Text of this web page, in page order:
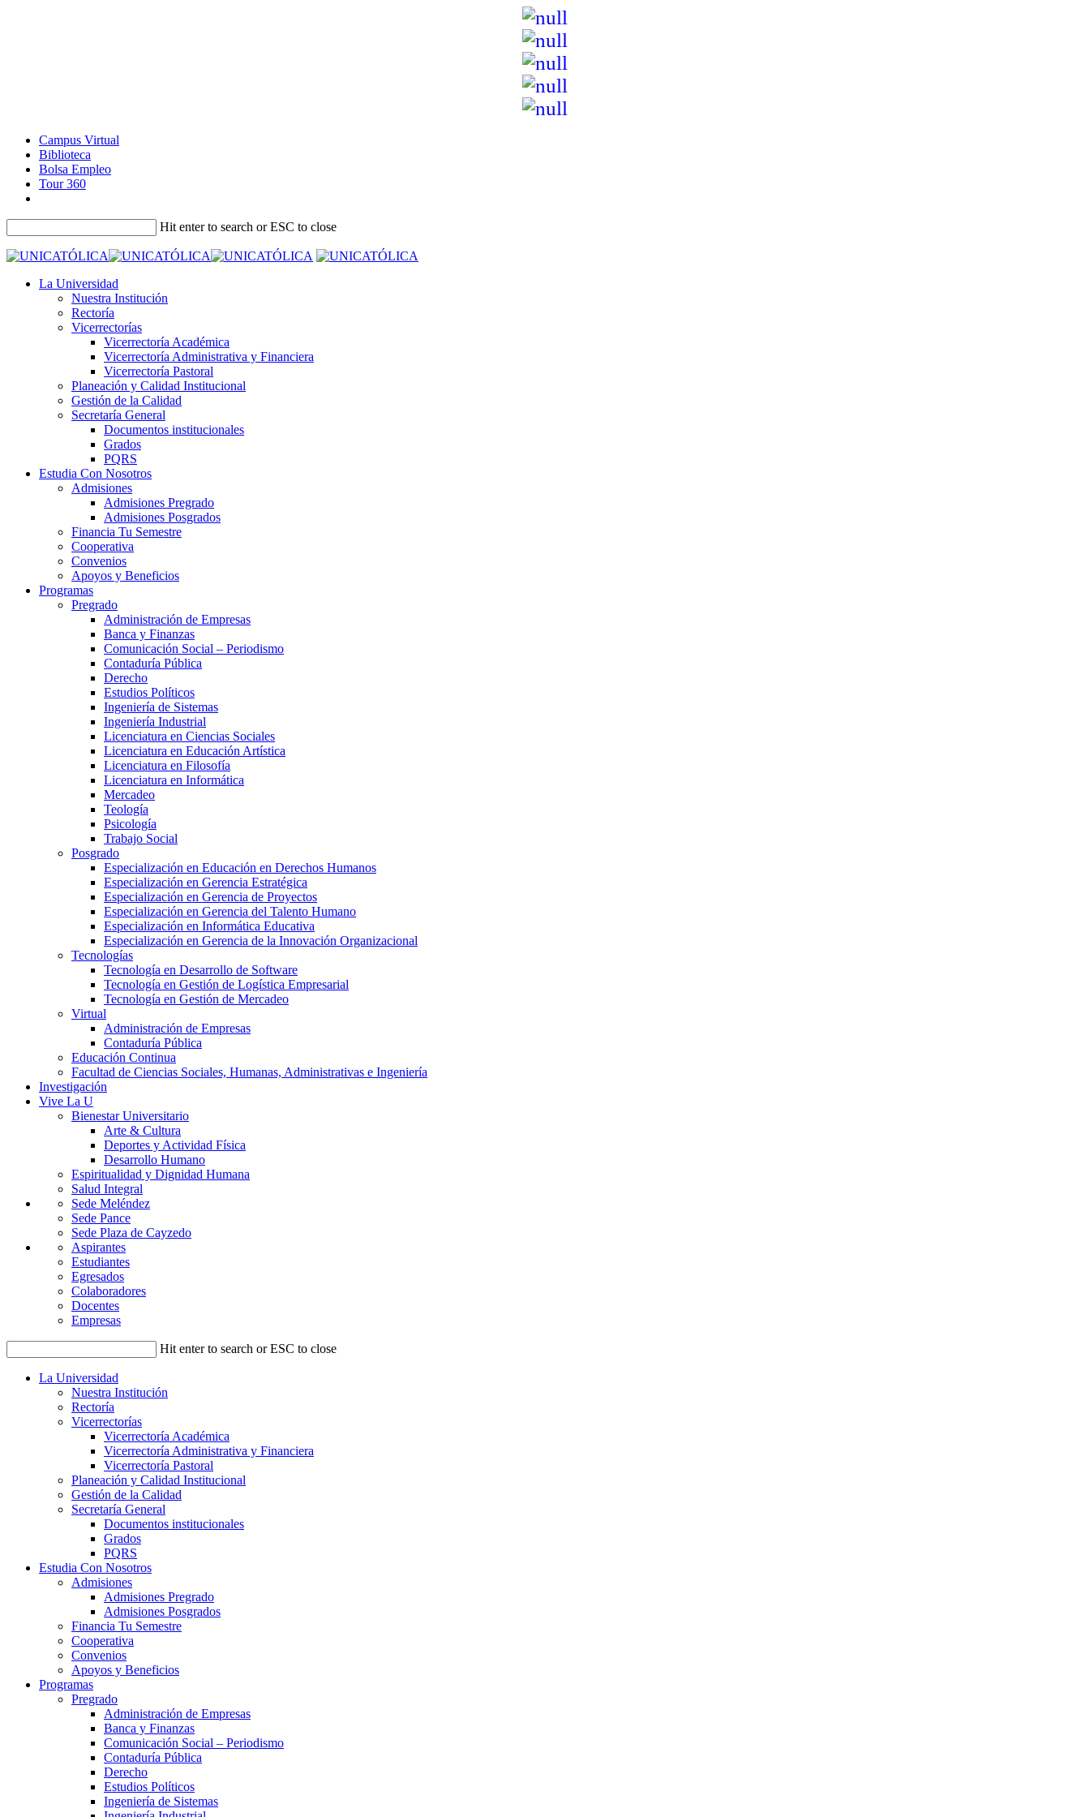
Campus Virtual
Biblioteca
Bolsa Empleo
Tour 360
Hit enter to search or ESC to close
La Universidad
Nuestra Institución
Rectoría
Vicerrectorías
Vicerrectoría Académica
Vicerrectoría Administrativa y Financiera
Vicerrectoría Pastoral
Planeación y Calidad Institucional
Gestión de la Calidad
Secretaría General
Documentos institucionales
Grados
PQRS
Estudia Con Nosotros
Admisiones
Admisiones Pregrado
Admisiones Posgrados
Financia Tu Semestre
Cooperativa
Convenios
Apoyos y Beneficios
Programas
Pregrado
Administración de Empresas
Banca y Finanzas
Comunicación Social – Periodismo
Contaduría Pública
Derecho
Estudios Políticos
Ingeniería de Sistemas
Ingeniería Industrial
Licenciatura en Ciencias Sociales
Licenciatura en Educación Artística
Licenciatura en Filosofía
Licenciatura en Informática
Mercadeo
Teología
Psicología
Trabajo Social
Posgrado
Especialización en Educación en Derechos Humanos
Especialización en Gerencia Estratégica
Especialización en Gerencia de Proyectos
Especialización en Gerencia del Talento Humano
Especialización en Informática Educativa
Especialización en Gerencia de la Innovación Organizacional
Tecnologías
Tecnología en Desarrollo de Software
Tecnología en Gestión de Logística Empresarial
Tecnología en Gestión de Mercadeo
Virtual
Administración de Empresas
Contaduría Pública
Educación Continua
Facultad de Ciencias Sociales, Humanas, Administrativas e Ingeniería
Investigación
Vive La U
Bienestar Universitario
Arte & Cultura
Deportes y Actividad Física
Desarrollo Humano
Espiritualidad y Dignidad Humana
Salud Integral
Sede Meléndez
Sede Pance
Sede Plaza de Cayzedo
Aspirantes
Estudiantes
Egresados
Colaboradores
Docentes
Empresas
Hit enter to search or ESC to close
La Universidad
Nuestra Institución
Rectoría
Vicerrectorías
Vicerrectoría Académica
Vicerrectoría Administrativa y Financiera
Vicerrectoría Pastoral
Planeación y Calidad Institucional
Gestión de la Calidad
Secretaría General
Documentos institucionales
Grados
PQRS
Estudia Con Nosotros
Admisiones
Admisiones Pregrado
Admisiones Posgrados
Financia Tu Semestre
Cooperativa
Convenios
Apoyos y Beneficios
Programas
Pregrado
Administración de Empresas
Banca y Finanzas
Comunicación Social – Periodismo
Contaduría Pública
Derecho
Estudios Políticos
Ingeniería de Sistemas